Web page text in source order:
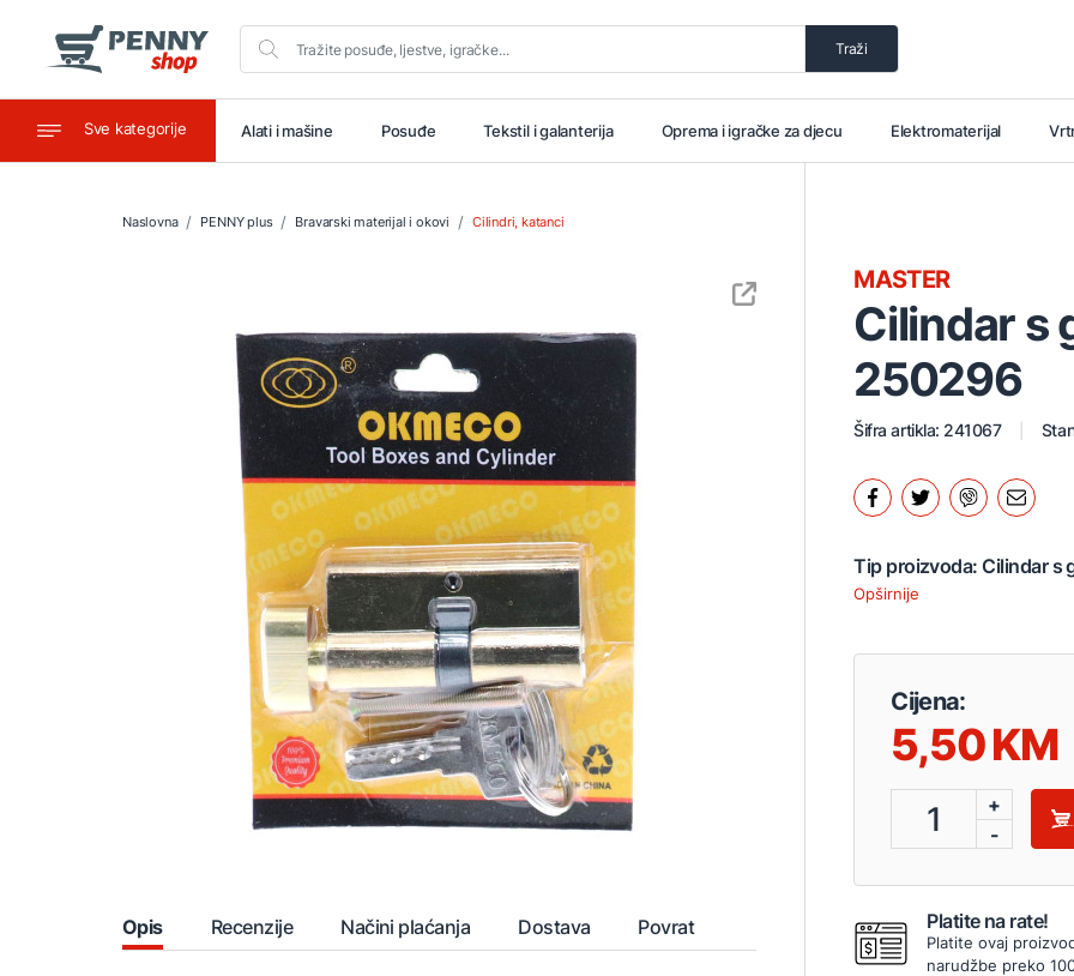
Traži
Sve kategorije
Ugostiteljstvo Alati i mašine Posuđe Tekstil i galanterija Oprema i igračke za djecu Elektromaterijal
Naslovna PENNY plus Bravarski materijal i okovi Cilindri, katanci
Opis Recenzije Načini plaćanja Dostava Povrat
Cilindar s
250296
MASTER
Šifra artikla: 241067
Tip proizvoda: Cilindar s
Opširnije
Cijena:
5,50
1
+
-
Platite na rate!
Platite ovaj
narudžbe preko